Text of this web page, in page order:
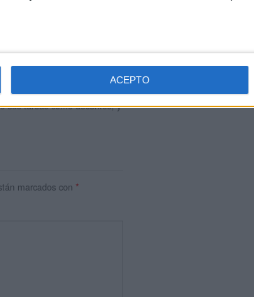
ACEPTO
profesores Ginés y
que encontramos
sus tareas como docentes, y
marcados con *